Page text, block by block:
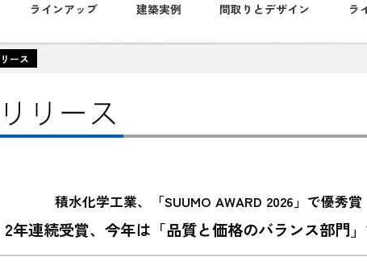
ラインアップ 建築実例 間取りとデザイン ラ
ース
積水化学工業、「SUUMO AWARD 2026」で優秀賞
2年連続受賞、今年は「品質と価格のバランス部門